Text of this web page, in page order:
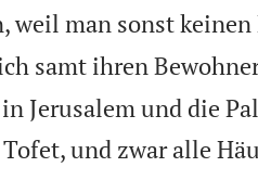
weil man sonst
samt ihren
Jerusalem und die
und zwar alle